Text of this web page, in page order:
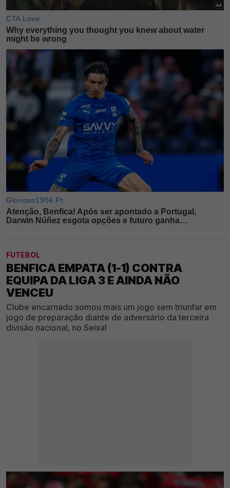
FUTEBOL
BENFICA EMPATA (1-1) CONTRA
EQUIPA DA LIGA 3 E AINDA NÃO
VENCEU
Clube encarnado somou mais um jogo sem triunfar em
jogo de preparação diante de adversário da terceira
divisão nacional, no Seixal